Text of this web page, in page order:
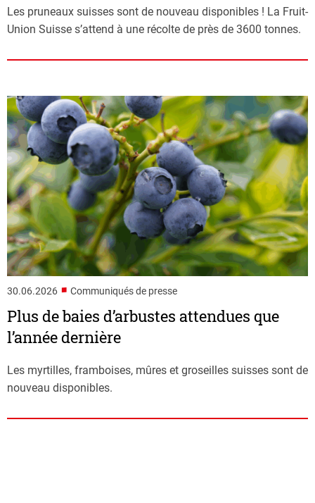
Les pruneaux suisses sont de nouveau disponibles ! La Fruit-
Union Suisse s’attend à une récolte de près de 3600 tonnes.
30.06.2026 ■ Communiqués de presse
Plus de baies d’arbustes attendues que
l’année dernière
Les myrtilles, framboises, mûres et groseilles suisses sont de
nouveau disponibles.